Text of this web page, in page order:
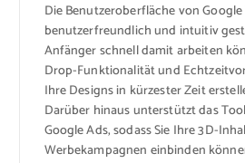
Die Benutzeroberfläche von
benutzerfreundlich und intuitiv
Anfänger schnell damit arbeiten
Drop-Funktionalität und
Ihre Designs in kürzester Zeit
Darüber hinaus unterstützt das
Google Ads, sodass Sie Ihre 3D-
Werbekampagnen einbinden